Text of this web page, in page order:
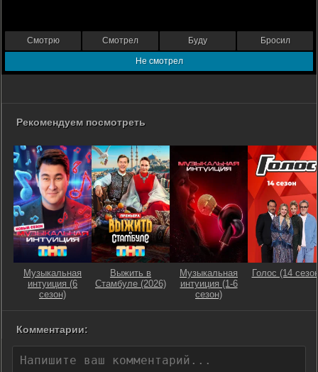
Смотрю Смотрел Буду Бросил
Не смотрел
Рекомендуем посмотреть
Музыкальная
интуиция (6
сезон)
Выжить в
Стамбуле (2026)
Музыкальная
интуиция (1-6
сезон)
Голос (14
Комментарии: